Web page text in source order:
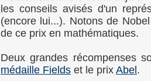
les conseils avisés d'un
(encore lui...). Notons de
de ce prix en mathématiques.
Deux grandes récompenses
médaille Fields et le prix Abel .